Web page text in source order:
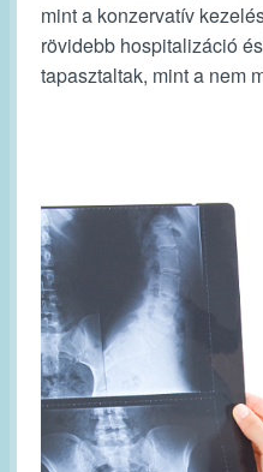
mint a konzervatív
rövidebb hospitalizáció
tapasztaltak, mint a nem